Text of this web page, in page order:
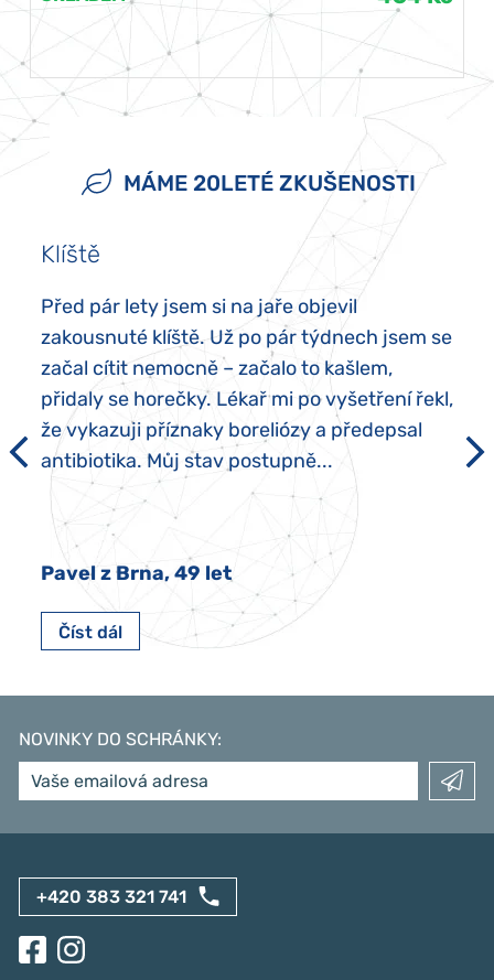
MÁME 20LETÉ ZKUŠENOSTI
Klíště
Před pár lety jsem si na jaře objevil
zakousnuté klíště. Už po pár týdnech jsem se
začal cítit nemocně – začalo to kašlem,
přidaly se horečky. Lékař mi po vyšetření řekl,
že vykazuji příznaky boreliózy a předepsal
antibiotika. Můj stav postupně...
Pavel z Brna, 49 let
Číst dál
NOVINKY DO SCHRÁNKY:
+420 383 321 741